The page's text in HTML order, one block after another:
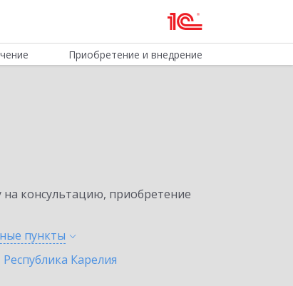
Приобретение и внедрение
консультацию, приобретение
пункты
Республика Карелия